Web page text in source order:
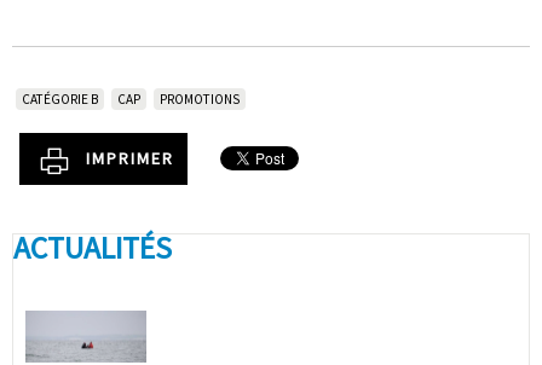
CATÉGORIE B CAP PROMOTIONS
IMPRIMER
ACTUALITÉS